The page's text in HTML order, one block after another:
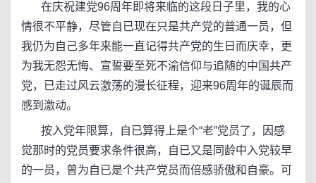
在庆祝建党96周年即将来临的这段日子里，我的心
情很不平静，尽管自已现在只是共产党的普通一员，但
我仍为自己多年来能一直记得共产党的生日而庆幸，更
为我无怨无悔、宣誓要至死不渝信仰与追随的中国共产
党，已走过风云激荡的漫长征程，迎来96周年的诞辰而
感到激动。
按入党年限算，自已算得上是个“老”党员了，因感
觉那时的党员要求条件很高，自已又是同龄中入党较早
的一员，曾为自已是个共产党员而倍感骄傲和自豪。可